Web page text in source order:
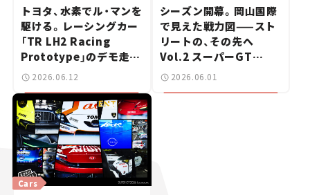
トヨタ、水素でル・マンを
駆ける。レーシングカー
「TR LH2 Racing
Prototype」のデモ走行
を初披露
2026.06.12
シーズン開幕。岡山国際
で見えた戦力図——スト
リートの、その先へ
Vol.2 スーパーGT
2026開幕戦 岡山国際サ
2026.06.01
Cars